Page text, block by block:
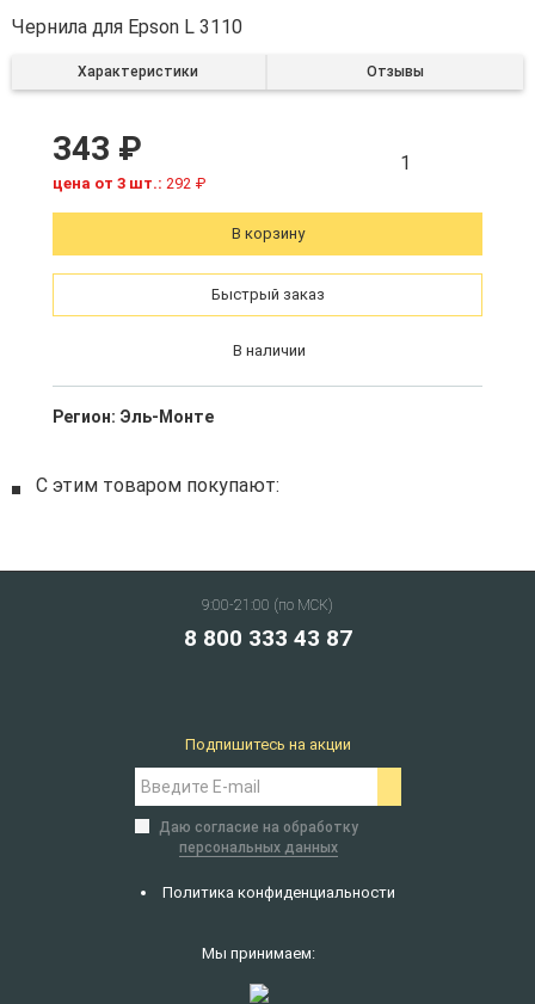
Чернила для Epson L 3110
Характеристики Отзывы
343 ₽
цена от 3 шт.: 292 ₽
1
В корзину
Быстрый заказ
В наличии
Регион: Эль-Монте
С этим товаром покупают:
9:00-21:00 (по МСК)
8 800 333 43 87
Мы принимаем:
Политика конфиденциальности
Подпишитесь на акции
Даю согласие на обработку
персональных данных